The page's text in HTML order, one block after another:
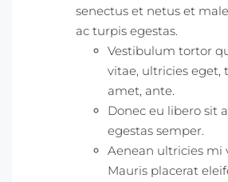
senectus et netus et
ac turpis egestas.
Vestibulum tortor
vitae, ultricies eget,
amet, ante.
Donec eu libero sit
egestas semper.
Aenean ultricies mi
Mauris placerat